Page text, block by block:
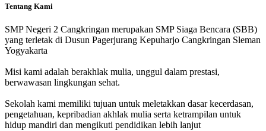
Tentang Kami
SMP Negeri 2 Cangkringan merupakan SMP Siaga Bencara (SBB)
yang terletak di Dusun Pagerjurang Kepuharjo Cangkringan Sleman
Yogyakarta
Misi kami adalah berakhlak mulia, unggul dalam prestasi,
berwawasan lingkungan sehat.
Sekolah kami memiliki tujuan untuk meletakkan dasar kecerdasan,
pengetahuan, kepribadian akhlak mulia serta ketrampilan untuk
hidup mandiri dan mengikuti pendidikan lebih lanjut